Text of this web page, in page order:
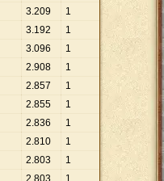
3.209
1
3.192
1
3.096
1
2.908
1
2.857
1
2.855
1
2.836
1
2.810
1
2.803
1